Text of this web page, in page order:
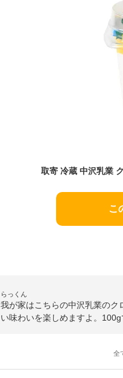
取寄 冷蔵 中沢乳業
こ
らっくん
我が家はこちらの中沢乳業の
い味わいを楽しめますよ。
全